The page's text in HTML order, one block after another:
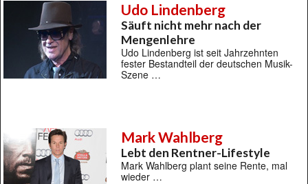
Udo Lindenberg
Säuft nicht mehr nach der
Mengenlehre
Udo Lindenberg ist seit Jahrzehnten
fester Bestandteil der deutschen Musik-
Szene …
Mark Wahlberg
Lebt den Rentner-Lifestyle
Mark Wahlberg plant seine Rente, mal
wieder …